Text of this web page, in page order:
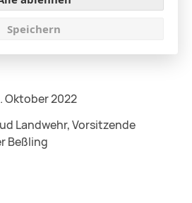
Oktober 2022
Landwehr, Vorsitzende
Beßling
Speichern